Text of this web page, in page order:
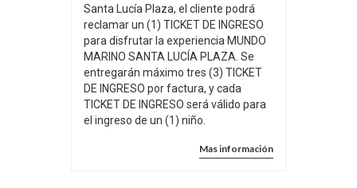
Santa Lucía Plaza, el cliente podrá
reclamar un (1) TICKET DE INGRESO
para disfrutar la experiencia MUNDO
MARINO SANTA LUCÍA PLAZA. Se
entregarán máximo tres (3) TICKET
DE INGRESO por factura, y cada
TICKET DE INGRESO será válido para
el ingreso de un (1) niño.
Mas información